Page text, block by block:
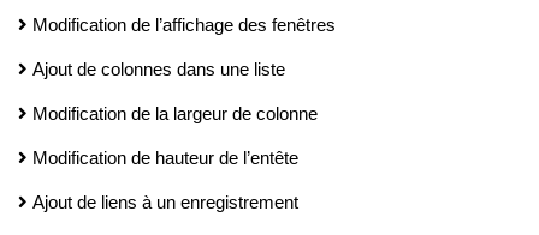
Modification de l’affichage des fenêtres
Ajout de colonnes dans une liste
Modification de la largeur de colonne
Modification de hauteur de l’entête
Ajout de liens à un enregistrement